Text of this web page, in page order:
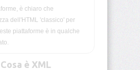
è chiaro che
dell'HTML 'classico' per
piattaforme è in qualche
Cosa è XML